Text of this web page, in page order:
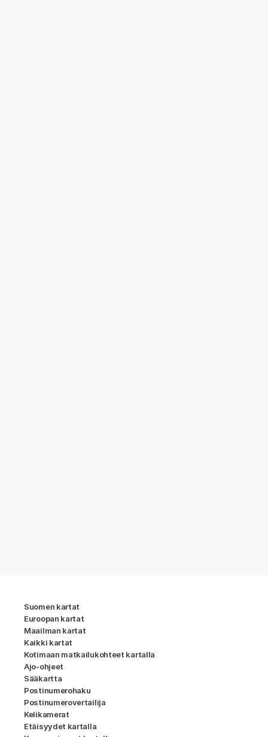
Suomen kartat
Euroopan kartat
Maailman kartat
Kaikki kartat
Kotimaan matkailukohteet kartalla
Ajo-ohjeet
Sääkartta
Postinumerohaku
Postinumerovertailija
Kelikamerat
Etäisyydet kartalla